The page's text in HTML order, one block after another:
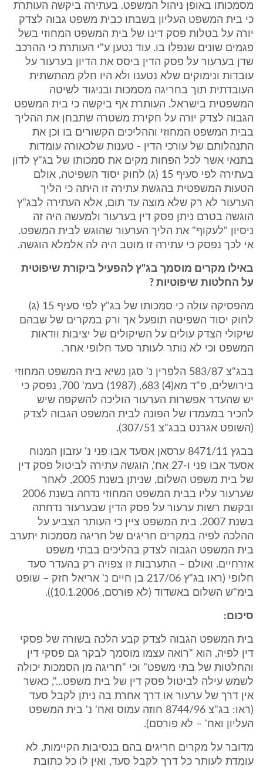
מסמכותו באופן ניהול המשפט. בעתירה ביקשה העותרת
כי בית המשפט העליון בשבתו כבית משפט גבוה לצדק
יורה על בטלות פסק דינו של בית המשפט המחוזי בשל
פגמים שונים שנפלו בו. עוד נטען ע"י העותרת כי ההרכב
שדן בערעור על פסק הדין ביסס את הדיון בערעור על
עובדות ונימוקים שלא נטענו ולא היו חלק מהתשתית
העובדתית תוך בחריגה מסמכות ובניגוד לשיטה
המשפטית בישראל. העותרת אף ביקשה כי בית המשפט
הגבוה לצדק יורה על חקירת משטרה שתבחן את ההליך
בבית המשפט המחוזי וההליכים הקשורים בו וכן את
התנהלותם של עורכי הדין - טענות שלכאורה עומדות
בתנאי אשר לכל הפחות מקים את סמכותו של בג"ץ לדון
בעתירה לפי סעיף 15 (ג) לחוק יסוד השפיטה, אולם
הטעות המשפטית בהגשת עתירה זו היתה כי הליך
הערעור לא רק שלא מוצה עד תום, אלא העתירה לבג"ץ
הוגשה בטרם ניתן פסק דין בערעור ולמעשה היה זה
ניסיון "לעקוף" את הליך הערעור שהוגש לבית המשפט.
אי לכך נפסק כי עתירה זו מוטב היה לה אלמלא הוגשה.
באילו מקרים מוסמך בג"ץ להפעיל ביקורת שיפוטית
על החלטות שיפוטיות ?
מהפסיקה עולה כי סמכותו של בג"ץ לפי סעיף 15 (ג)
לחוק יסוד השפיטה תופעל אך ורק במקרים של שבהם
שיקולי הצדק עולים על השיקולים של יציבות וודאות
המשפט וכי לא נותר לעותר סעד חלופי אחר.
בבג"צ 583/87 הלפרין נ' סגן נשיא בית המשפט המחוזי
בירושלים, פ"ד מא(4) 683, (1987) בעמ' 700, נפסק כי
יש שהעדר אפשרות הערעור הוליכה להשקפה שיש
להכיר במעמדו של הפונה לבית המשפט הגבוה לצדק
(השופט אגרנט בבג"צ 307/51).
בבגץ 8471/11 ‏ערסאן אסעד אבו פני נ' עזבון המנוח
אסעד אבו פני ו-27 אח'‏, הוגשה עתירה לביטול פסק דין
של בית משפט השלום, שניתן בשנת 2005, לאחר
שערעור עליו בבית המשפט המחוזי נדחה בשנת 2006
ובקשת רשות ערעור על פסק הדין שבערעור נדחתה
בשנת 2007. בית המשפט ציין כי העותר הצביע על
ההלכה לפיה במקרים חריגים של חריגה מסמכות יתערב
בית המשפט הגבוה לצדק בהליכים בבתי משפט
אזרחיים. ואולם – התערבות זו צפויה רק בהעדר סעד
חלופי (ראו בג"ץ 217/06 בן חיים נ' אריאל חזק – שופט
בימ"ש השלום באשדוד (לא פורסם, 10.1.2006)).
סיכום:
בית המשפט הגבוה לצדק קבע הלכה בשורה של פסקי
דין לפיה, הוא "רואה עצמו מוסמך לבקר גם פסקי דין
והחלטות של בתי משפט" וכי "חריגה מן הסמכות יכולה
לשמש עילה לביטול פסק דין של בית משפט...", כאשר
אין דרך של ערעור או דרך אחרת בה ניתן לקבל סעד
(ראו: בג"צ 8744/96 חוזה עמוס ואח' נ' בית המשפט
העליון ואח' – לא פורסם).
מדובר על מקרים חריגים בהם בנסיבות הקיימות, לא
עומדת לעותר כל דרך לקבל סעד, ואין לו כל כתובת